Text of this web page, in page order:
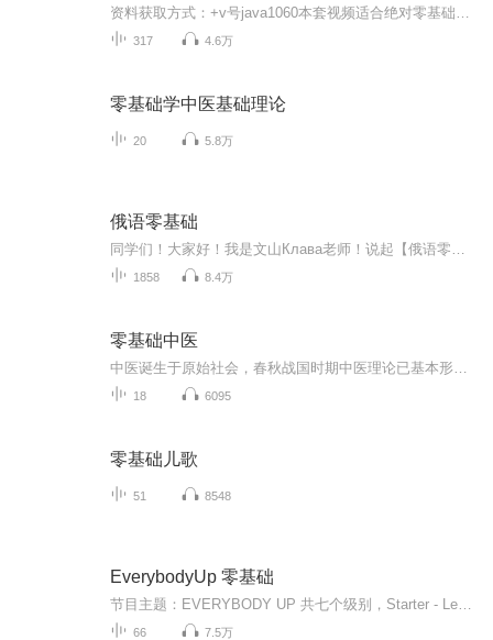
317 4.6万
零基础学中医基础理论
20 5.8万
俄语零基础
1858 8.4万
零基础中医
18 6095
零基础儿歌
51 8548
EverybodyUp 零基础
66 7.5万